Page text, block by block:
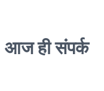
आज ही संपर्क